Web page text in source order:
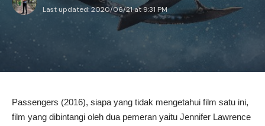
Last updated: 2020/06/21 at 9:31 PM
Passengers (2016), siapa yang tidak mengetahui film satu ini,
film yang dibintangi oleh dua pemeran yaitu Jennifer Lawrence